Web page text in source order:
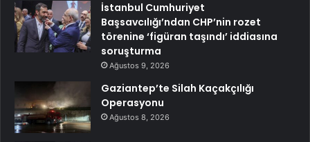
İstanbul Cumhuriyet
Başsavcılığı’ndan CHP’nin rozet
törenine ‘figüran taşındı’ iddiasına
soruşturma
Ağustos 9, 2026
Gaziantep’te Silah Kaçakçılığı
Operasyonu
Ağustos 8, 2026